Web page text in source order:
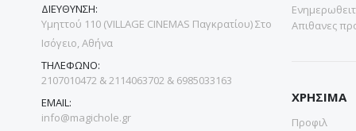
ΔΙΕΥΘΥΝΣΗ:
Υμηττού 110 (VILLAGE CINEMAS Παγκρατίου) Στο
Ισόγειο, Αθήνα
ΤΗΛΕΦΩΝΟ:
2107010472 & 2114063702 & 6985033163
EMAIL:
info@magichole.gr
Απιθανες
ΧΡΗΣΙΜΑ
Προφιλ